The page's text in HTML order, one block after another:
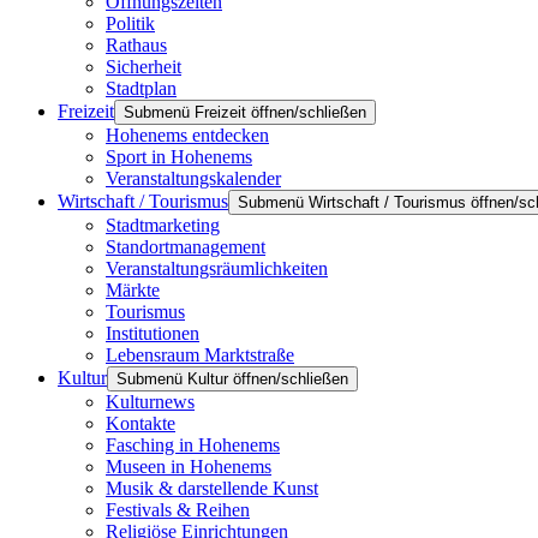
Politik
Rathaus
Sicherheit
Stadtplan
Freizeit Submenü Freizeit öffnen/schließen
Hohenems entdecken
Sport in Hohenems
Veranstaltungskalender
Wirtschaft / Tourismus Submenü Wirtschaft / Tourismus öffnen/
Stadtmarketing
Standortmanagement
Veranstaltungsräumlichkeiten
Märkte
Tourismus
Institutionen
Lebensraum Marktstraße
Kultur Submenü Kultur öffnen/schließen
Kulturnews
Kontakte
Fasching in Hohenems
Museen in Hohenems
Musik & darstellende Kunst
Festivals & Reihen
Religiöse Einrichtungen